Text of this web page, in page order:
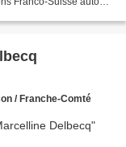
/ Franche-Comté